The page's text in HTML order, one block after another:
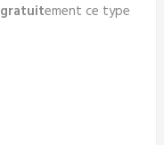
gratuitement ce type